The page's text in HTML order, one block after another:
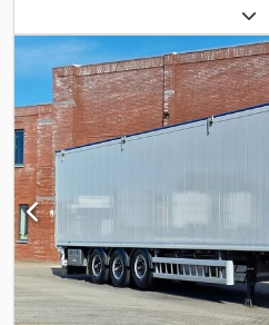
, eerste registratie:
bandenmaten:385/65R22.5,
Uitrusting:ABS, = Verdere opties
remsysteem (EBS) -
informatie = Asconfiguratie
VALX Remmen: Schijfremmen
LM velgen; Liftas; Max. Aslast:
rechts: 70% Achteras 2: LM velgen;
links: 60%; Profiel rechts: 60%
9.000 kg; Profiel links: 60%; Profiel
Chjdpfxozhbgxs Ac Isa
36.670 kg Totaal gewicht: 45.000
94-VP Meer informatie Neem
meer informatie.